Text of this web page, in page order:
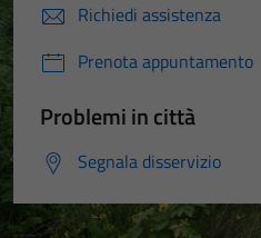
Richiedi assistenza
Prenota appuntamento
Problemi in città
Segnala disservizio